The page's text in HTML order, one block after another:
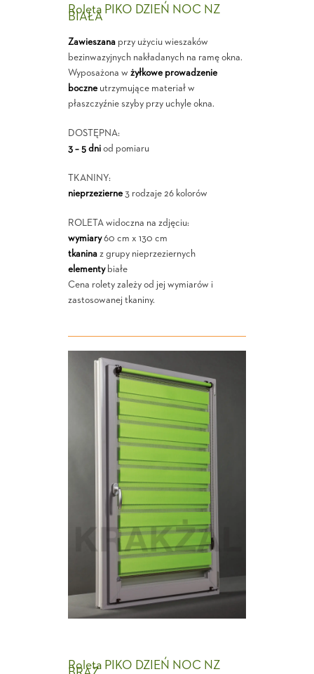
Roleta PIKO DZIEŃ NOC NZ
BIAŁA
Zawieszanaprzy użyciu wieszaków
bezinwazyjnych nakładanych na ramę okna.
Wyposażona w żyłkowe prowadzenie
boczneutrzymujące materiał w
płaszczyźnie szyby przy uchyle okna.
DOSTĘPNA:
3 – 5 dniod pomiaru
TKANINY:
nieprzezierne3 rodzaje 26 kolorów
ROLETA widoczna na zdjęciu:
wymiary60 cm x 130 cm
tkaninaz grupy nieprzeziernych
elementybiałe
Cena rolety zależy od jej wymiarów i
zastosowanej tkaniny.
Roleta PIKO DZIEŃ NOC NZ